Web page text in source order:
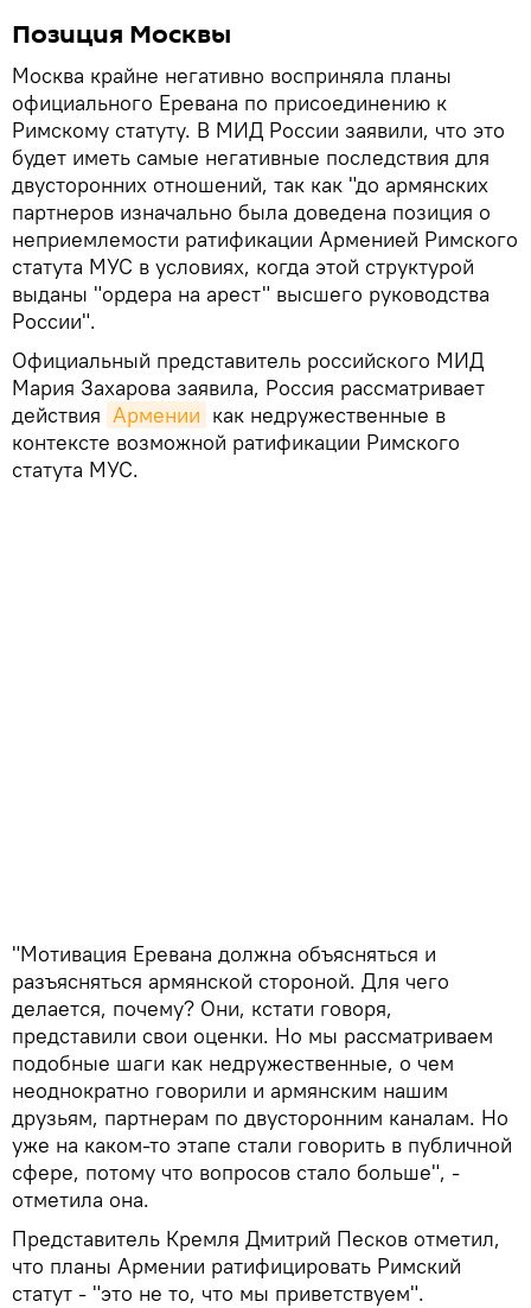
Позиция Москвы
Москва крайне негативно восприняла планы
официального Еревана по присоединению к
Римскому статуту. В МИД России заявили, что это
будет иметь самые негативные последствия для
двусторонних отношений, так как "до армянских
партнеров изначально была доведена позиция о
неприемлемости ратификации Арменией Римского
статута МУС в условиях, когда этой структурой
выданы "ордера на арест" высшего руководства
России".
Официальный представитель российского МИД
Мария Захарова заявила, Россия рассматривает
действия Армении как недружественные в
контексте возможной ратификации Римского
статута МУС.
"Мотивация Еревана должна объясняться и
разъясняться армянской стороной. Для чего
делается, почему? Они, кстати говоря,
представили свои оценки. Но мы рассматриваем
подобные шаги как недружественные, о чем
неоднократно говорили и армянским нашим
друзьям, партнерам по двусторонним каналам. Но
уже на каком-то этапе стали говорить в публичной
сфере, потому что вопросов стало больше", -
отметила она.
Представитель Кремля Дмитрий Песков отметил,
что планы Армении ратифицировать Римский
статут - "это не то, что мы приветствуем".